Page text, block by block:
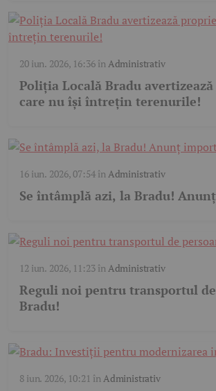
20 iun. 2026, 16:36înAdministrativ
Poliția Locală Bradu
care nu își întrețin terenurile!
16 iun. 2026, 07:54înAdministrativ
Se întâmplă azi, la Bradu!
12 iun. 2026, 11:23înAdministrativ
Reguli noi pentru transportul
Bradu!
8 iun. 2026, 10:21 înAdministrativ